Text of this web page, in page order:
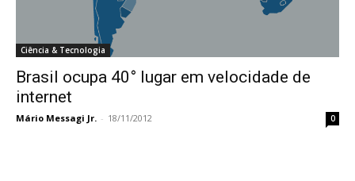
Ciência & Tecnologia
Brasil ocupa 40° lugar em velocidade de
internet
Mário Messagi Jr. - 18/11/2012 0